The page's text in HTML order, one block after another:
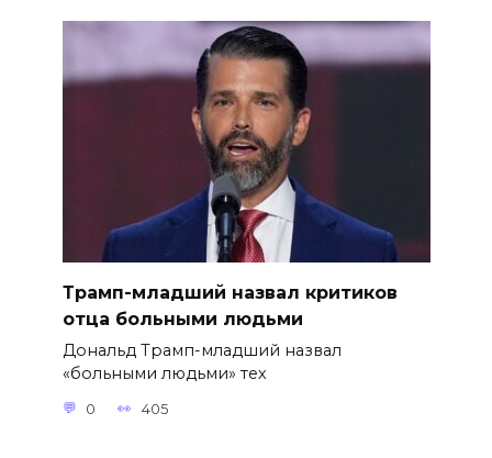
Трамп-младший назвал критиков
отца больными людьми
Дональд Трамп-младший назвал
«больными людьми» тех
0 405